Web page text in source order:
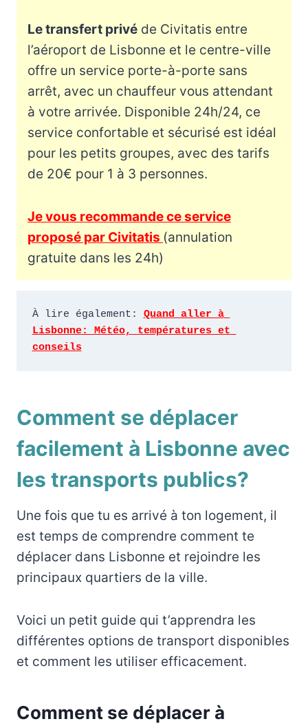
Le transfert privé de Civitatis entre
l’aéroport de Lisbonne et le centre-ville
offre un service porte-à-porte sans
arrêt, avec un chauffeur vous attendant
à votre arrivée. Disponible 24h/24, ce
service confortable et sécurisé est idéal
pour les petits groupes, avec des tarifs
de 20€ pour 1 à 3 personnes.
Je vous recommande ce service
proposé par Civitatis (annulation
gratuite dans les 24h)
À lire également: Quand aller à
Lisbonne: Météo, températures et
conseils
Comment se déplacer
facilement à Lisbonne avec
les transports publics?
Une fois que tu es arrivé à ton logement, il
est temps de comprendre comment te
déplacer dans Lisbonne et rejoindre les
principaux quartiers de la ville.
Voici un petit guide qui t’apprendra les
différentes options de transport disponibles
et comment les utiliser efficacement.
Comment se déplacer à